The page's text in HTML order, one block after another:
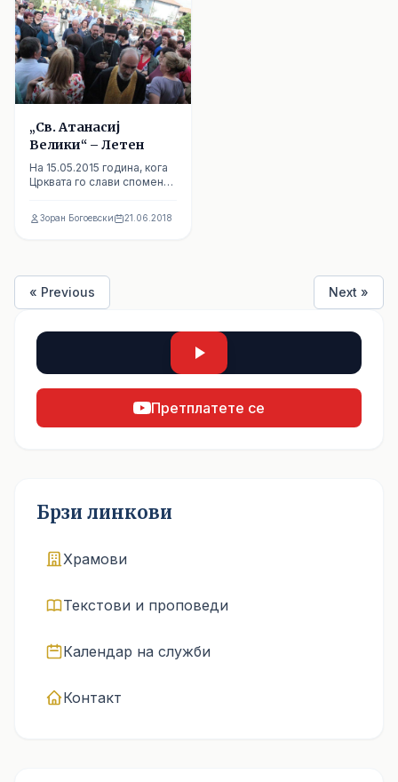
„Св. Атанасиј
Велики“ – Летен
На 15.05.2015 година, кога
Црквата го слави споменот
Зоран Богоевски 21.06.2018
« Previous Next »
Претплатете се
Брзи линкови
Храмови
Текстови и проповеди
Календар на служби
Контакт